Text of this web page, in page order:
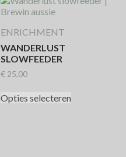
ENRICHMENT
WANDERLUST
SLOWFEEDER
€25,00
Opties selecteren